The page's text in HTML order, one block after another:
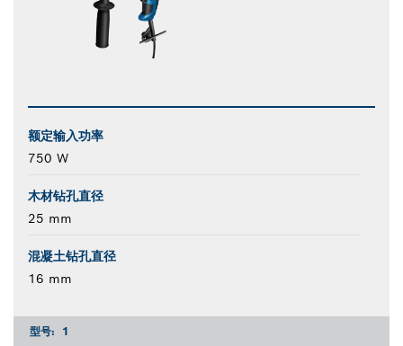
额定输入功率
750 W
木材钻孔直径
25 mm
混凝土钻孔直径
16 mm
型号: 1